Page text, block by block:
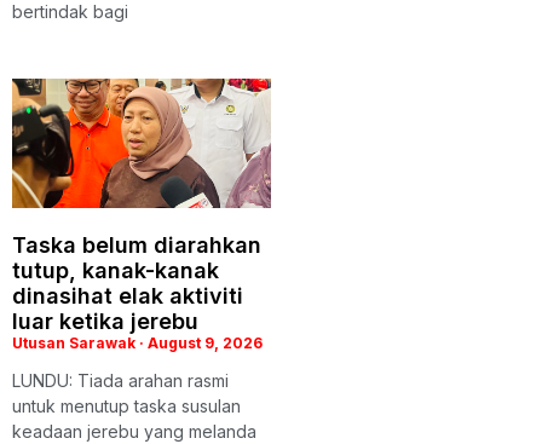
bertindak bagi
Taska belum diarahkan
tutup, kanak-kanak
dinasihat elak aktiviti
luar ketika jerebu
Utusan Sarawak August 9, 2026
LUNDU: Tiada arahan rasmi
untuk menutup taska susulan
keadaan jerebu yang melanda